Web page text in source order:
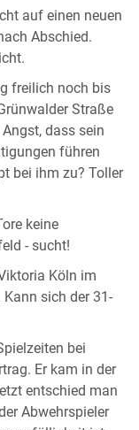
auf einen neuen
Abschied.
freilich noch bis
Straße
dass sein
führen
bei ihm zu? Toller
keine
- sucht!
Köln im
sich der 31-
bei
Er kam in der
entschied man
Abwehrspieler